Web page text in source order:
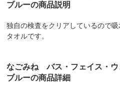
ブルーの商品説明
独自の検査をクリアしているので
タオルです。
なごみね バス・フェイス・ウ
ブルーの商品詳細